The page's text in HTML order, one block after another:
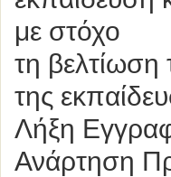
με στόχο
τη βελτίωση
της
Λήξη
Ανάρτηση